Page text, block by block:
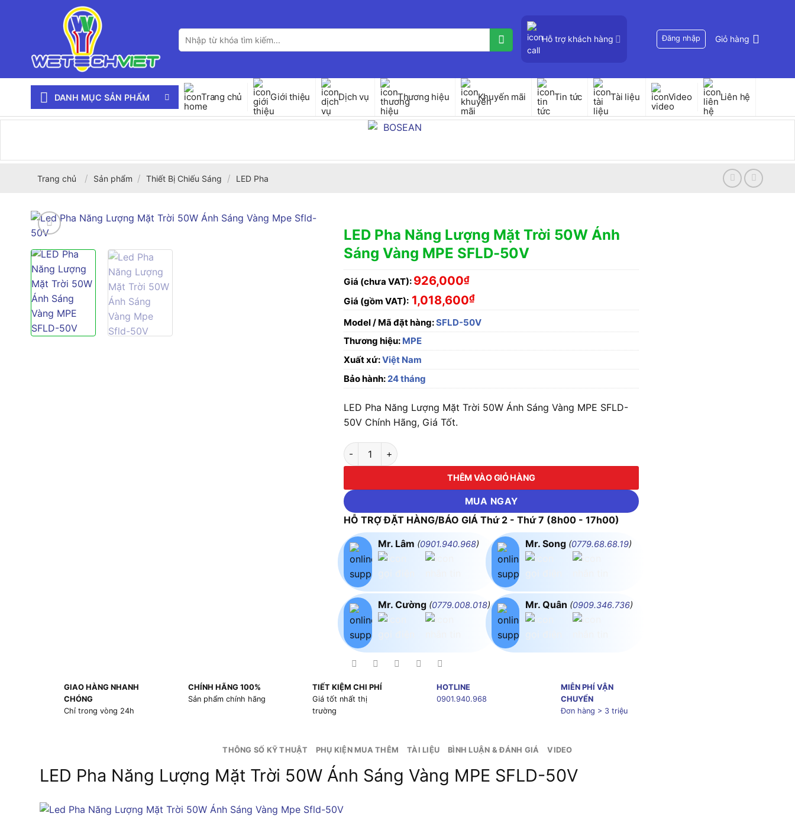
Tìm
kiếm:
Hỗ trợ khách hàng Đăng nhập Giỏ hàng
DANH MỤC SẢN PHẨM Trang chủ Giới thiệu Dịch vụ Thương hiệu Khuyến mãi Tin tức Tài liệu Video Liên hệ
Trang chủ / Sản phẩm / Thiết Bị Chiếu Sáng / LED Pha
LED Pha Năng Lượng Mặt Trời 50W Ánh
Sáng Vàng MPE SFLD-50V
Giá (chưa VAT): 926,000₫
Giá (gồm VAT): 1,018,600₫
Model / Mã đặt hàng:SFLD-50V
Thương hiệu: MPE
Xuất xứ:Việt Nam
Bảo hành:24 tháng
LED Pha Năng Lượng Mặt Trời 50W Ánh Sáng Vàng MPE SFLD-
50V Chính Hãng, Giá Tốt.
LED Pha Năng Lượng Mặt Trời 50W Ánh Sáng Vàng MPE SFLD-50V số lượng
THÊM VÀO GIỎ HÀNG
MUA NGAY
HỖ TRỢ ĐẶT HÀNG/BÁO GIÁ Thứ 2 - Thứ 7 (8h00 - 17h00)
Mr. Lâm (0901.940.968)
Mr. Cường (0779.008.018)
Mr. Song (0779.68.68.19)
Mr. Quân (0909.346.736)
GIAO HÀNG NHANH
CHÓNG
Chỉ trong vòng 24h
CHÍNH HÃNG 100%
Sản phẩm chính hãng
TIẾT KIỆM CHI PHÍ
Giá tốt nhất thị
trường
HOTLINE
0901.940.968
MIỄN PHÍ VẬN
CHUYỂN
Đơn hàng > 3 triệu
THÔNG SỐ KỸ THUẬT PHỤ KIỆN MUA THÊM TÀI LIỆU BÌNH LUẬN & ĐÁNH GIÁ VIDEO
LED Pha Năng Lượng Mặt Trời 50W Ánh Sáng Vàng MPE SFLD-50V